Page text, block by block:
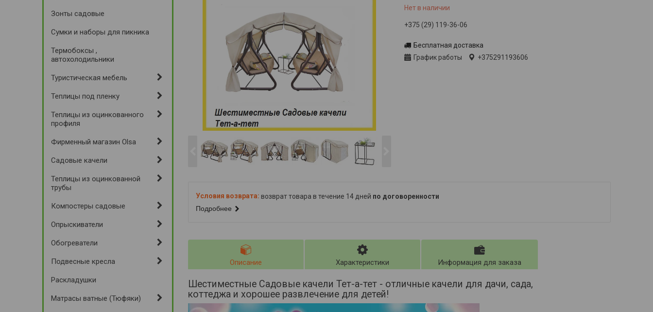
Нет в наличии
+375 (29) 119-36-06
Бесплатная доставка
График работы
+375291193606
возврат товара в течение 14 дней по договоренности
Подробнее
Описание Характеристики Информация для заказа
Шестиместные Садовые качели Тет-а-тет - отличные качели для дачи, сада,
коттеджа и хорошее развлечение для детей!
Зонты садовые
Сумки и наборы для пикника
Термобоксы ,
автохолодильники
Туристическая мебель
Теплицы под пленку
Теплицы из оцинкованного
профиля
Фирменный магазин Olsa
Садовые качели
Теплицы из оцинкованной
трубы
Компостеры садовые
Опрыскиватели
Обогреватели
Подвесные кресла
Раскладушки
Матрасы ватные (Тюфяки)